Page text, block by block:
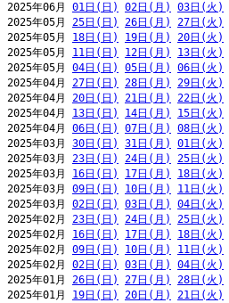
2025年06月 01日(日) 02日(月) 03日(火)
2025年05月 25日(日) 26日(月) 27日(火)
2025年05月 18日(日) 19日(月) 20日(火)
2025年05月 11日(日) 12日(月) 13日(火)
2025年05月 04日(日) 05日(月) 06日(火)
2025年04月 27日(日) 28日(月) 29日(火)
2025年04月 20日(日) 21日(月) 22日(火)
2025年04月 13日(日) 14日(月) 15日(火)
2025年04月 06日(日) 07日(月) 08日(火)
2025年03月 30日(日) 31日(月) 01日(火)
2025年03月 23日(日) 24日(月) 25日(火)
2025年03月 16日(日) 17日(月) 18日(火)
2025年03月 09日(日) 10日(月) 11日(火)
2025年03月 02日(日) 03日(月) 04日(火)
2025年02月 23日(日) 24日(月) 25日(火)
2025年02月 16日(日) 17日(月) 18日(火)
2025年02月 09日(日) 10日(月) 11日(火)
2025年02月 02日(日) 03日(月) 04日(火)
2025年01月 26日(日) 27日(月) 28日(火)
2025年01月 19日(日) 20日(月) 21日(火)